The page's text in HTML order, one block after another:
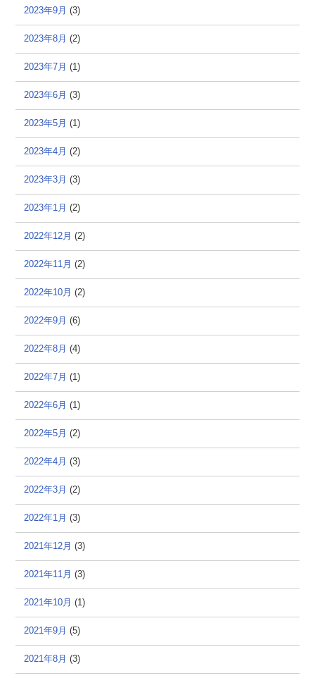
2023年9月 (3)
2023年8月 (2)
2023年7月 (1)
2023年6月 (3)
2023年5月 (1)
2023年4月 (2)
2023年3月 (3)
2023年1月 (2)
2022年12月 (2)
2022年11月 (2)
2022年10月 (2)
2022年9月 (6)
2022年8月 (4)
2022年7月 (1)
2022年6月 (1)
2022年5月 (2)
2022年4月 (3)
2022年3月 (2)
2022年1月 (3)
2021年12月 (3)
2021年11月 (3)
2021年10月 (1)
2021年9月 (5)
2021年8月 (3)